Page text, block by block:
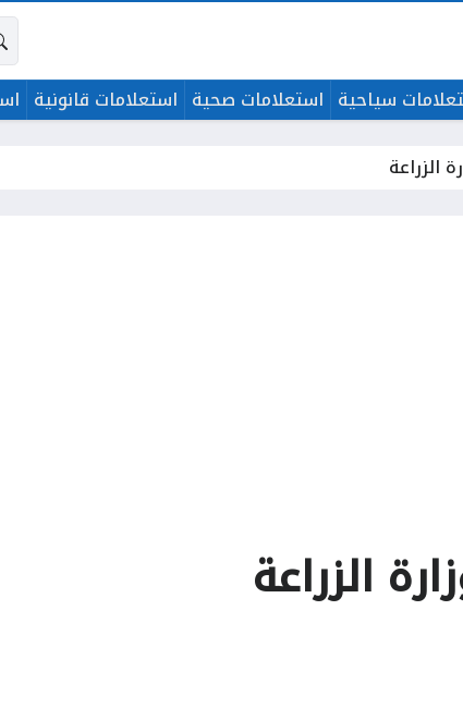
سياحية استعلامات صحية استعلامات قانونية
الزراعة
الزراعة